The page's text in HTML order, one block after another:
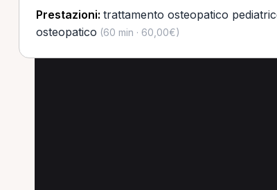
Prestazioni: trattamento osteopatico
osteopatico (60 min · 60,00€)